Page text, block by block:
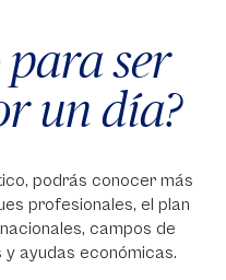
para ser
un día?
podrás conocer más
profesionales, el plan
campos de
ayudas económicas.